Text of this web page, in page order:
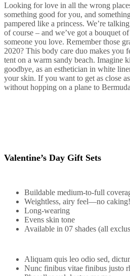
Looking for love in all the wrong
something good for you, and
pampered like a princess. We’re
of course – and we’ve got a bouquet
someone you love. Remember those
2020? This body care duo makes you
tent on a warm sandy beach. Imagine
goodbye, as an esthetician in white
your skin. If you want to get as close
without hopping on a plane to
Valentine’s Day Gift Sets
Buildable medium-to-full
Weightless, airy feel—no caking!
Long-wearing
Evens skin tone
Available in 07 shades (all
Aliquam quis leo odio sed,
Nunc finibus vitae finibus justo